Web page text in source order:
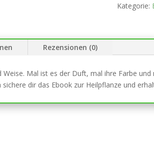
Menge
Kategorie:
Rezensionen (0)
Mal ist es der Duft, mal ihre Farbe
dir das Ebook zur Heilpflanze und